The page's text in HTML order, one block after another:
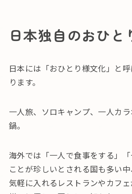
日本独自のおひと
日本には「おひとり様文化」と
ります。
一人旅、ソロキャンプ、一人カ
鍋。
海外では「一人で食事をする」「
ことが珍しいとされる国も多い
気軽に入れるレストランやカフ